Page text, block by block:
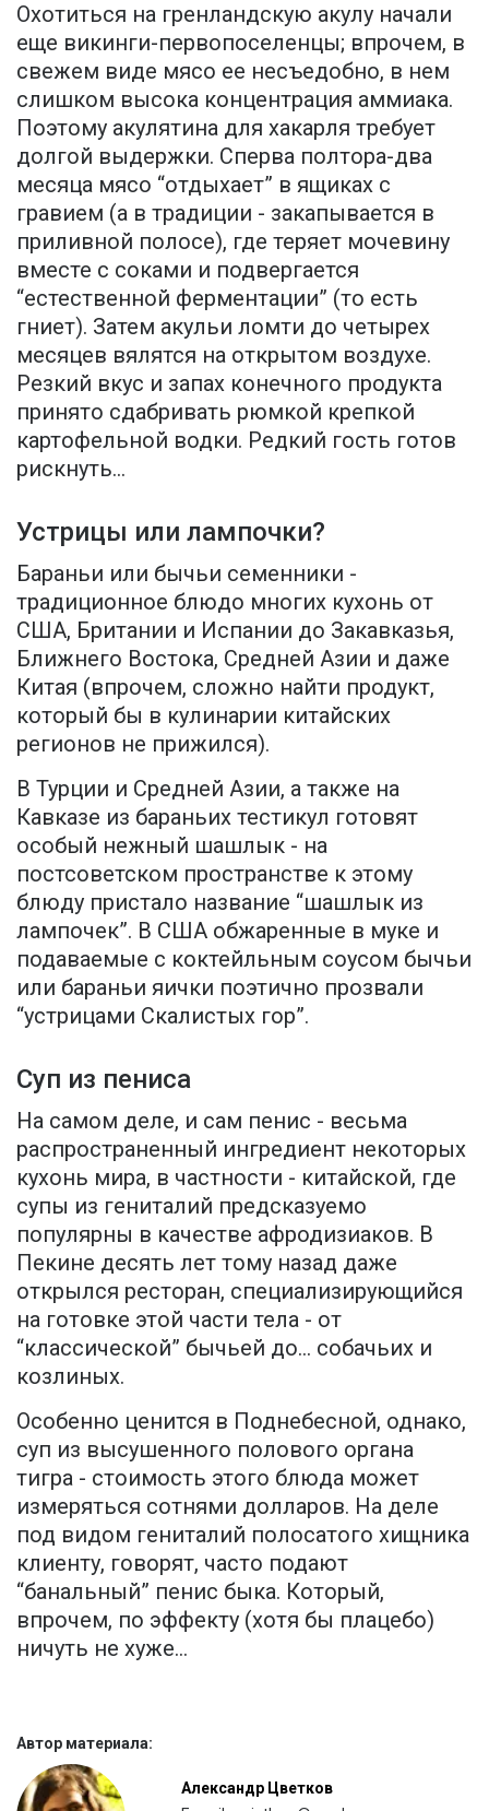
Охотиться на гренландскую акулу начали
еще викинги-первопоселенцы; впрочем, в
свежем виде мясо ее несъедобно, в нем
слишком высока концентрация аммиака.
Поэтому акулятина для хакарля требует
долгой выдержки. Сперва полтора-два
месяца мясо “отдыхает” в ящиках с
гравием (а в традиции - закапывается в
приливной полосе), где теряет мочевину
вместе с соками и подвергается
“естественной ферментации” (то есть
гниет). Затем акульи ломти до четырех
месяцев вялятся на открытом воздухе.
Резкий вкус и запах конечного продукта
принято сдабривать рюмкой крепкой
картофельной водки. Редкий гость готов
рискнуть...
Устрицы или лампочки?
Бараньи или бычьи семенники -
традиционное блюдо многих кухонь от
США, Британии и Испании до Закавказья,
Ближнего Востока, Средней Азии и даже
Китая (впрочем, сложно найти продукт,
который бы в кулинарии китайских
регионов не прижился).
В Турции и Средней Азии, а также на
Кавказе из бараньих тестикул готовят
особый нежный шашлык - на
постсоветском пространстве к этому
блюду пристало название “шашлык из
лампочек”. В США обжаренные в муке и
подаваемые с коктейльным соусом бычьи
или бараньи яички поэтично прозвали
“устрицами Скалистых гор”.
Суп из пениса
На самом деле, и сам пенис - весьма
распространенный ингредиент некоторых
кухонь мира, в частности - китайской, где
супы из гениталий предсказуемо
популярны в качестве афродизиаков. В
Пекине десять лет тому назад даже
открылся ресторан, специализирующийся
на готовке этой части тела - от
“классической” бычьей до... собачьих и
козлиных.
Особенно ценится в Поднебесной, однако,
суп из высушенного полового органа
тигра - стоимость этого блюда может
измеряться сотнями долларов. На деле
под видом гениталий полосатого хищника
клиенту, говорят, часто подают
“банальный” пенис быка. Который,
впрочем, по эффекту (хотя бы плацебо)
ничуть не хуже...
Автор материала:
Александр Цветков